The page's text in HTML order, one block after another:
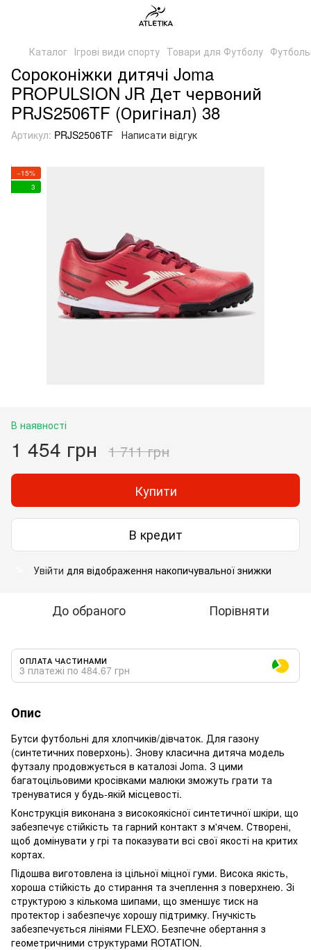
Каталог Ігрові види спорту Товари для Футболу
Сороконіжки дитячі Joma
PROPULSION JR Дет червоний
PRJS2506TF (Оригінал) 38
Артикул: PRJS2506TF Написати відгук
−15%
3
В наявності
1 454 грн 1 711 грн
Купити
В кредит
Увійти для відображення накопичувальної знижки
До обраного Порівняти
ОПЛАТА ЧАСТИНАМИ
3 платежі по 484.67 грн
Опис
Бутси футбольні для хлопчиків/дівчаток. Для газону
(синтетичних поверхонь). Знову класична дитяча модель
футзалу продовжується в каталозі Joma. З цими
багатоцільовими кросівками малюки зможуть грати та
тренуватися у будь-якій місцевості.
Конструкція виконана з високоякісної синтетичної шкіри, що
забезпечує стійкість та гарний контакт з м'ячем. Створені,
щоб домінувати у грі та показувати всі свої якості на критих
кортах.
Підошва виготовлена ​​із цільної міцної гуми. Висока якість,
хороша стійкість до стирання та зчеплення з поверхнею. Зі
структурою з кількома шипами, що зменшує тиск на
протектор і забезпечує хорошу підтримку. Гнучкість
забезпечується лініями FLEXO. Безпечне обертання з
геометричними структурами ROTATION.